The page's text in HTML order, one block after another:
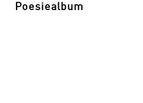
Poesiealbum